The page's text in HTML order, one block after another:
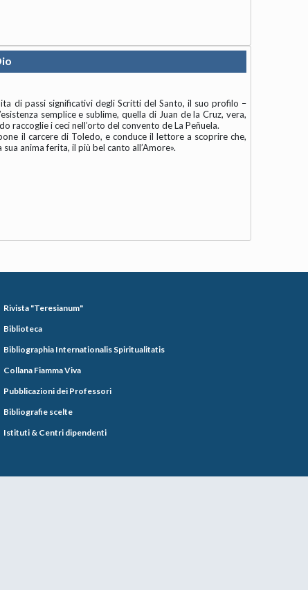
di passi significativi degli Scritti del Santo, il suo profilo –
semplice e sublime, quella di Juan de la Cruz, vera,
raccoglie i ceci nell’orto del convento de La Peñuela.
il carcere di Toledo, e conduce il lettore a scoprire che,
anima ferita, il più bel canto all’Amore».
Rivista "Teresianum"
Biblioteca
Bibliographia Internationalis Spiritualitatis
Collana Fiamma Viva
Pubblicazioni dei Professori
Bibliografie scelte
Istituti & Centri dipendenti